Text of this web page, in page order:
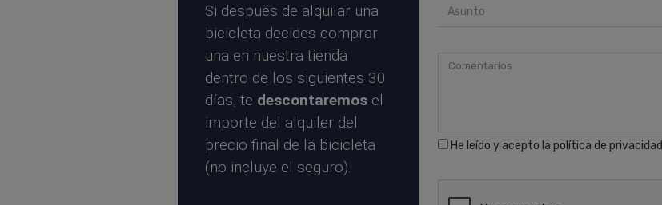
Si después de alquilar una
bicicleta decides comprar
una en nuestra tienda
dentro de los siguientes 30
días, te descontaremos el
importe del alquiler del
precio final de la bicicleta
(no incluye el seguro).
He leído y acepto la política de privacidad